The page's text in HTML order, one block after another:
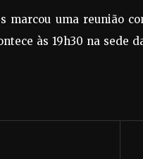
marcou uma reunião
às 19h30 na sede